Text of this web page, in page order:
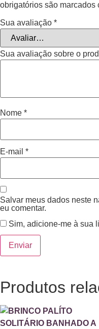
obrigatórios são marcados
Sua avaliação *
Sua avaliação sobre o
Nome *
E-mail *
Salvar meus dados neste
eu comentar.
Sim, adicione-me à sua
Produtos